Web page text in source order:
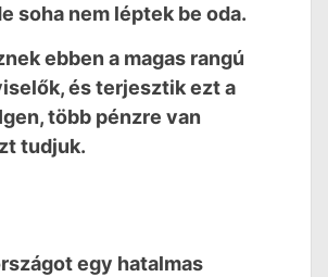
soha nem léptek be oda.
ebben a magas rangú
és terjesztik ezt a
több pénzre van
tudjuk.
egy hatalmas